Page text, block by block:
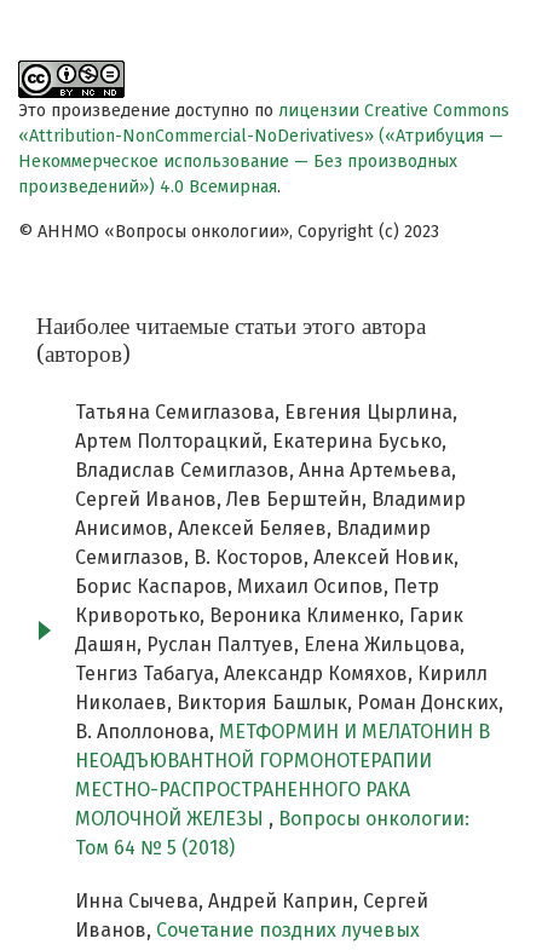
Это произведение доступно по лицензии Creative Commons
«Attribution-NonCommercial-NoDerivatives» («Атрибуция —
Некоммерческое использование — Без производных
произведений») 4.0 Всемирная.
© АННМО «Вопросы онкологии», Copyright (c) 2023
Наиболее читаемые статьи этого автора
(авторов)
Татьяна Семиглазова, Евгения Цырлина,
Артем Полторацкий, Екатерина Бусько,
Владислав Семиглазов, Анна Артемьева,
Сергей Иванов, Лев Берштейн, Владимир
Анисимов, Алексей Беляев, Владимир
Семиглазов, В. Косторов, Алексей Новик,
Борис Каспаров, Михаил Осипов, Петр
Криворотько, Вероника Клименко, Гарик
Дашян, Руслан Палтуев, Елена Жильцова,
Тенгиз Табагуа, Александр Комяхов, Кирилл
Николаев, Виктория Башлык, Роман Донских,
В. Аполлонова, МЕТФОРМИН И МЕЛАТОНИН В
НЕОАДЪЮВАНТНОЙ ГОРМОНОТЕРАПИИ
МЕСТНО-РАСПРОСТРАНЕННОГО РАКА
МОЛОЧНОЙ ЖЕЛЕЗЫ , Вопросы онкологии:
Том 64 № 5 (2018)
Инна Сычева, Андрей Каприн, Сергей
Иванов, Сочетание поздних лучевых